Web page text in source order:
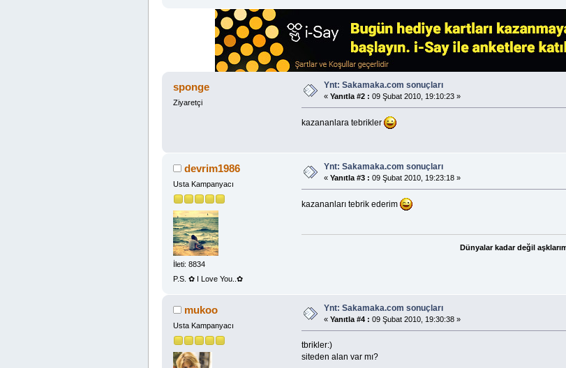
sponge
Ziyaretçi
Ynt: Sakamaka.com sonuçları
« Yanıtla #2 : 09 Şubat 2010, 19:10:23 »
kazananlara tebrikler
devrim1986
Usta Kampanyacı
İleti: 8834
P.S. ✿ I Love You..✿
Ynt: Sakamaka.com sonuçları
« Yanıtla #3 : 09 Şubat 2010, 19:23:18 »
kazananları tebrik ederim
Dünyalar kadar değil
mukoo
Usta Kampanyacı
Ynt: Sakamaka.com sonuçları
« Yanıtla #4 : 09 Şubat 2010, 19:30:38 »
tbrikler:)
siteden alan var mı?